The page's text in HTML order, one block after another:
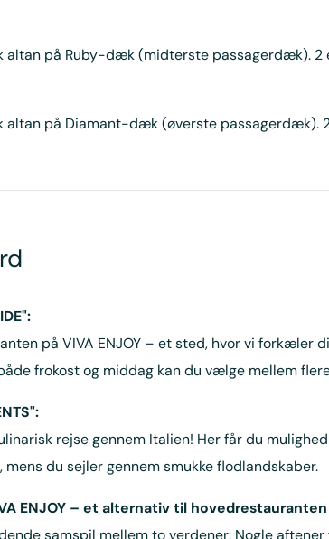
altan på Ruby-dæk (midterste passagerdæk). 2
altan på Diamant-dæk (øverste passagerdæk).
på VIVA ENJOY – et sted, hvor vi
frokost og middag kan du vælge mellem
rejse gennem Italien! Her får du
du sejler gennem smukke flodlandskaber.
ENJOY – et alternativ til
samspil mellem to verdener: Nogle